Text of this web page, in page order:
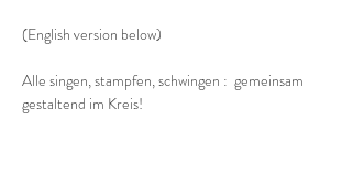
(English version below)
Alle singen, stampfen, schwingen :  gemeinsam
gestaltend im Kreis!